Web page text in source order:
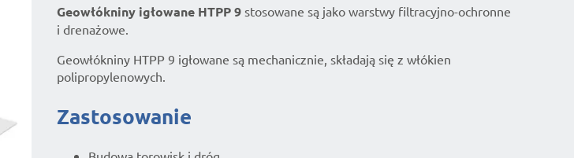
Geowłókniny igłowane HTPP 9 stosowane są jako warstwy filtracyjno-ochronne
i drenażowe.
Geowłókniny HTPP 9 igłowane są mechanicznie, składają się z włókien
polipropylenowych.
Zastosowanie